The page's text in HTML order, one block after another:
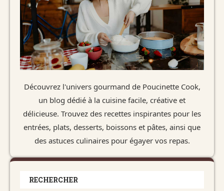
Découvrez l'univers gourmand de Poucinette Cook,
un blog dédié à la cuisine facile, créative et
délicieuse. Trouvez des recettes inspirantes pour les
entrées, plats, desserts, boissons et pâtes, ainsi que
des astuces culinaires pour égayer vos repas.
RECHERCHER